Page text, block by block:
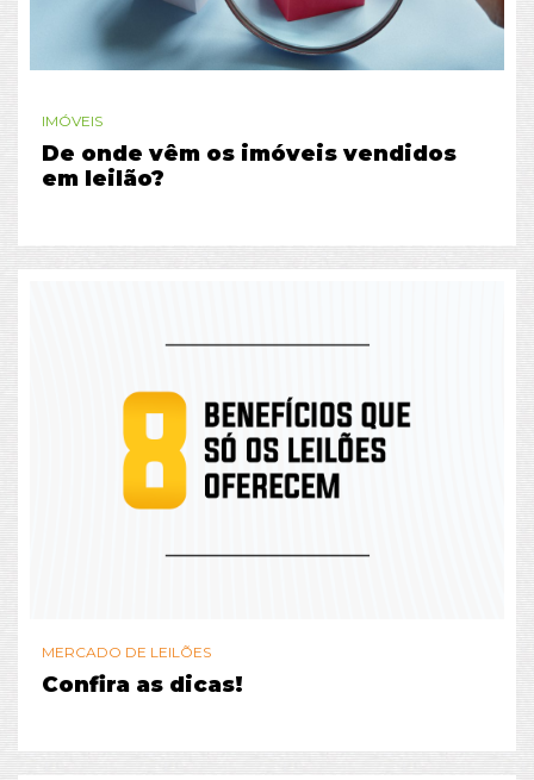
IMÓVEIS
De onde vêm os imóveis vendidos
em leilão?
MERCADO DE LEILÕES
Confira as dicas!